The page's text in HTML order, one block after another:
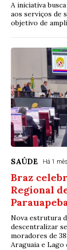
A iniciativa
aos serviços de
objetivo de
SAÚDE Há 1 mês
Braz
Regional
Nova estrutura
descentralizar
moradores de
Araguaia e